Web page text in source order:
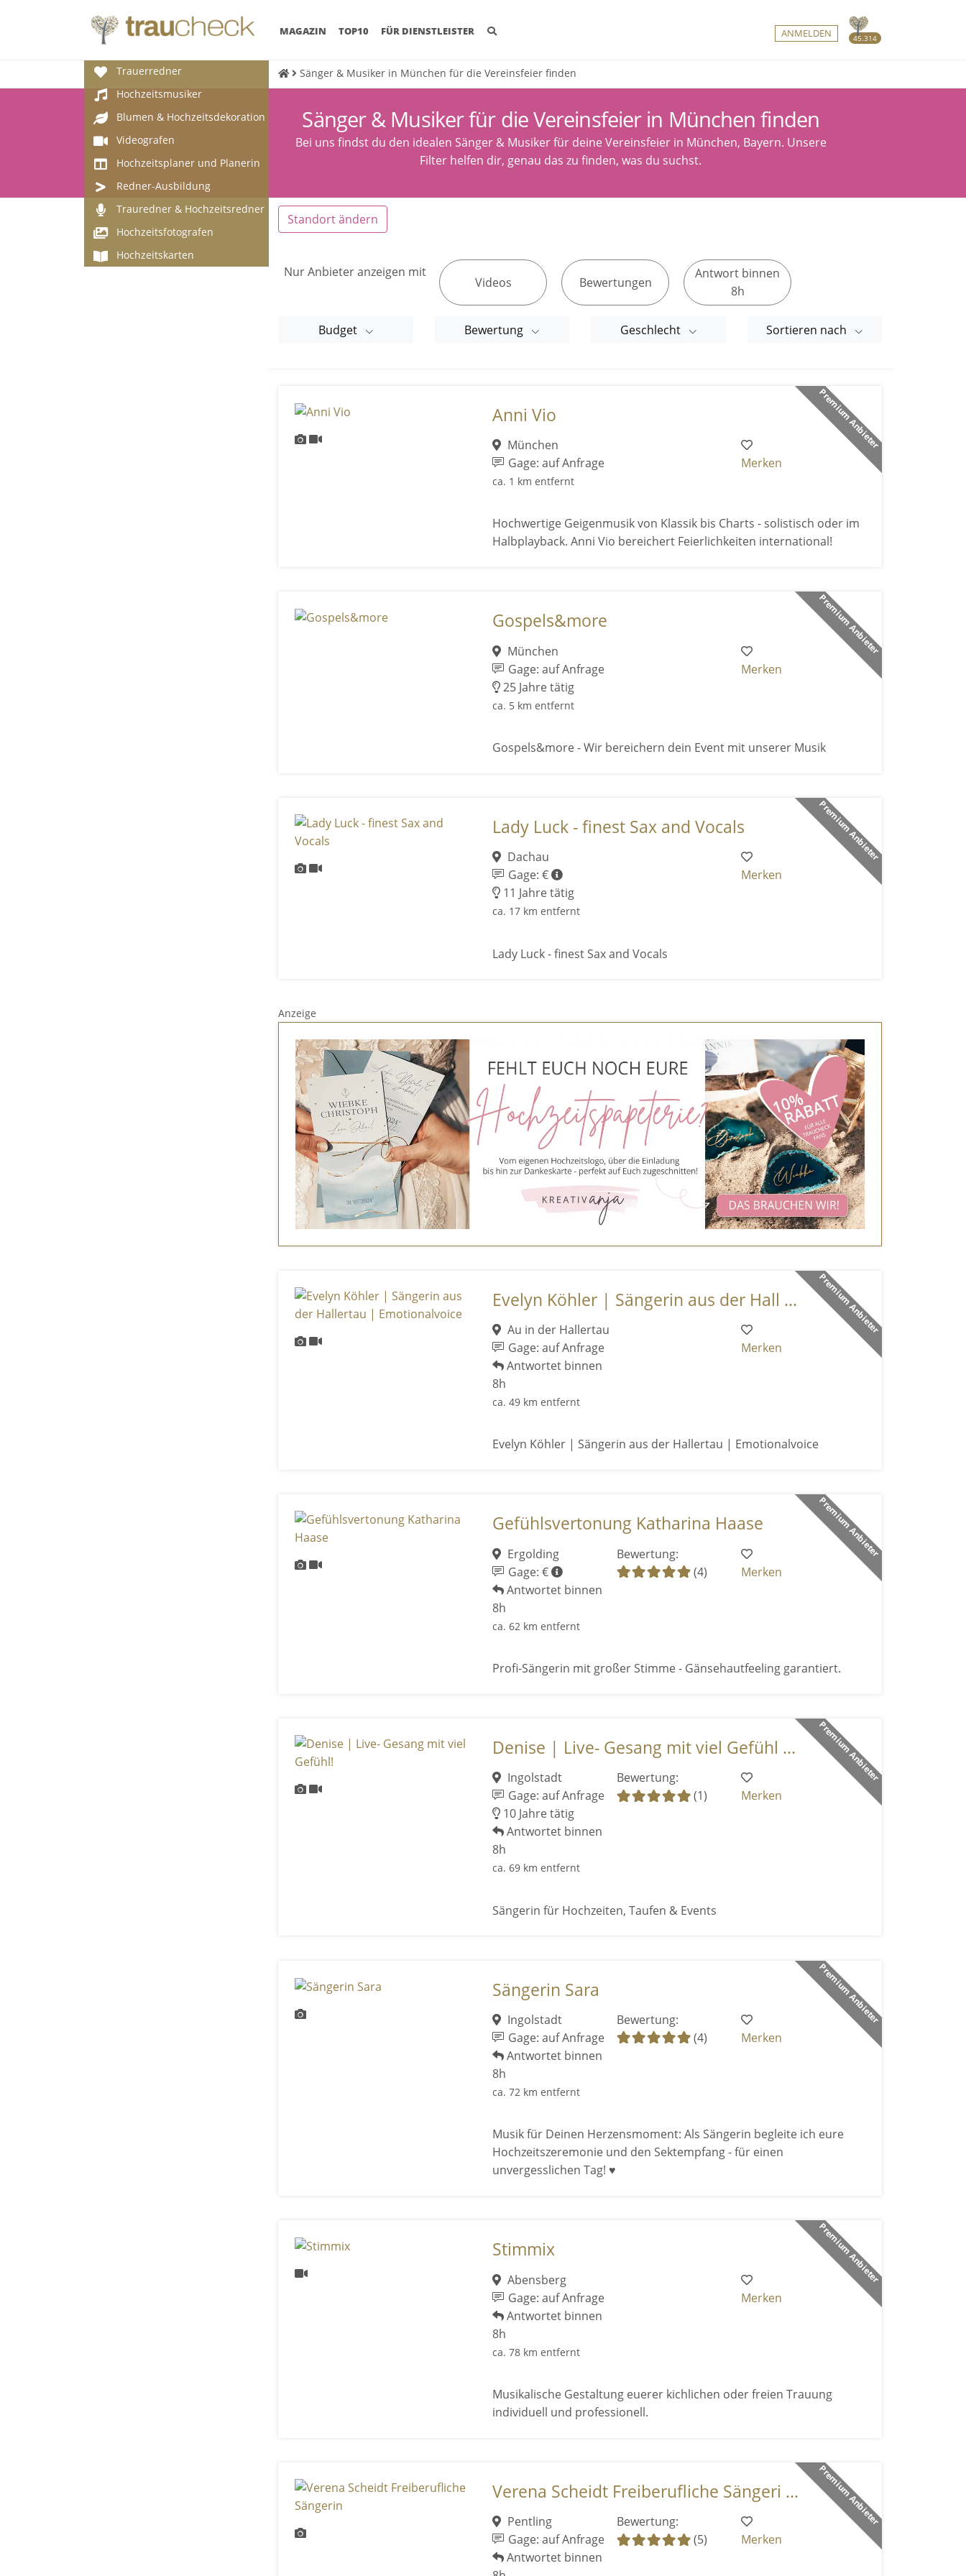
45.314
MAGAZIN (CURRENT)
TOP10 FÜR DIENSTLEISTER ANMELDEN
Trauerredner
Hochzeitsmusiker
Blumen & Hochzeitsdekoration
Videografen
Hochzeitsplaner und Planerin
Redner-Ausbildung
Trauredner & Hochzeitsredner
Hochzeitsfotografen
Hochzeitskarten
Sänger & Musiker in München für die Vereinsfeier finden
Sänger & Musiker für die Vereinsfeier in München finden
Bei uns findst du den idealen Sänger & Musiker für deine Vereinsfeier in München, Bayern. Unsere
Filter helfen dir, genau das zu finden, was du suchst.
Standort ändern
Nur Anbieter anzeigen mit
Videos Bewertungen
Antwort binnen
8h
Budget Bewertung Geschlecht Sortieren nach
Premium Anbieter
Anni Vio
München
Gage: auf Anfrage
ca. 1 km entfernt
Merken
Hochwertige Geigenmusik von Klassik bis Charts - solistisch oder im
Halbplayback. Anni Vio bereichert Feierlichkeiten international!
Premium Anbieter
Gospels&more
München
Gage: auf Anfrage
25 Jahre tätig
ca. 5 km entfernt
Merken
Gospels&more - Wir bereichern dein Event mit unserer Musik
Premium Anbieter
Lady Luck - finest Sax and Vocals
Dachau
Gage: €
11 Jahre tätig
ca. 17 km entfernt
Merken
Lady Luck - finest Sax and Vocals
Anzeige
Premium Anbieter
Evelyn Köhler | Sängerin aus der Hall ...
Au in der Hallertau
Gage: auf Anfrage
Antwortet binnen
8h
ca. 49 km entfernt
Merken
Evelyn Köhler | Sängerin aus der Hallertau | Emotionalvoice
Premium Anbieter
Gefühlsvertonung Katharina Haase
Ergolding
Gage: €
Antwortet binnen
8h
ca. 62 km entfernt
Bewertung:
(4)
Merken
Profi-Sängerin mit großer Stimme - Gänsehautfeeling garantiert.
Premium Anbieter
Denise | Live- Gesang mit viel Gefühl ...
Ingolstadt
Gage: auf Anfrage
10 Jahre tätig
Antwortet binnen
8h
ca. 69 km entfernt
Bewertung:
(1)
Merken
Sängerin für Hochzeiten, Taufen & Events
Premium Anbieter
Sängerin Sara
Ingolstadt
Gage: auf Anfrage
Antwortet binnen
8h
ca. 72 km entfernt
Bewertung:
(4)
Merken
Musik für Deinen Herzensmoment: Als Sängerin begleite ich eure
Hochzeitszeremonie und den Sektempfang - für einen
unvergesslichen Tag! ♥
Premium Anbieter
Stimmix
Abensberg
Gage: auf Anfrage
Antwortet binnen
8h
ca. 78 km entfernt
Merken
Musikalische Gestaltung euerer kichlichen oder freien Trauung
individuell und professionell.
Premium Anbieter
Verena Scheidt Freiberufliche Sängeri ...
Pentling
Gage: auf Anfrage
Antwortet binnen
Bewertung:
(5)
Merken